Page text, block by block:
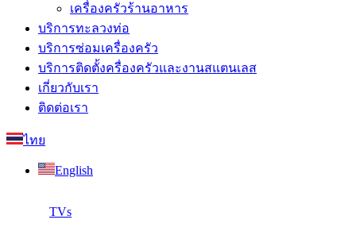
เครื่องครัวร้านอาหาร
บริการทะลวงท่อ
บริการซ่อมเครื่องครัว
บริการติดตั้งครื่องครัวและงานสแตนเลส
เกี่ยวกับเรา
ติดต่อเรา
ไทย
English
TVs